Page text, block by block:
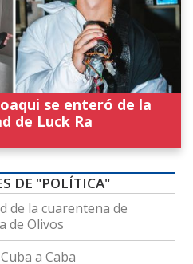
se enteró de la
de Luck Ra
DE "POLÍTICA"
de la cuarentena de
de Olivos
a Caba